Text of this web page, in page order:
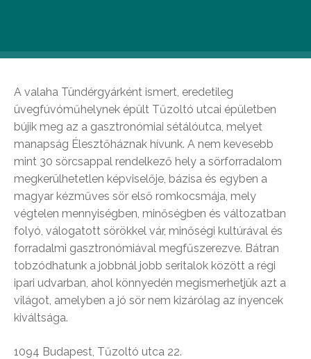
Élesztőház
A valaha Tündérgyárként ismert, eredetileg
üvegfúvóműhelynek épült Tűzoltó utcai épületben
bújik meg az a gasztronómiai sétálóutca, melyet
manapság Élesztőháznak hívunk. A nem kevesebb
mint 30 sörcsappal rendelkező hely a sörforradalom
megkerülhetetlen képviselője, bázisa és egyben a
magyar kézműves sör első romkocsmája, mely
végtelen mennyiségben, minőségben és változatban
folyó, válogatott sörökkel vár, minőségi kultúrával és
forradalmi gasztronómiával megfűszerezve. Bátran
tobzódhatunk a jobbnál jobb seritalok között a régi
ipari udvarban, ahol könnyedén megismerhetjük azt a
világot, amelyben a jó sör nem kizárólag az ínyencek
kiváltsága.
1094 Budapest, Tűzoltó utca 22.